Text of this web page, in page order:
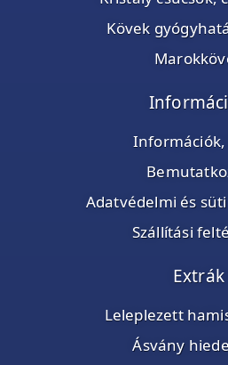
Kövek
Információk,
Adatvédelmi és
Szállítási
Extrák
Leleplezett
Ásvány